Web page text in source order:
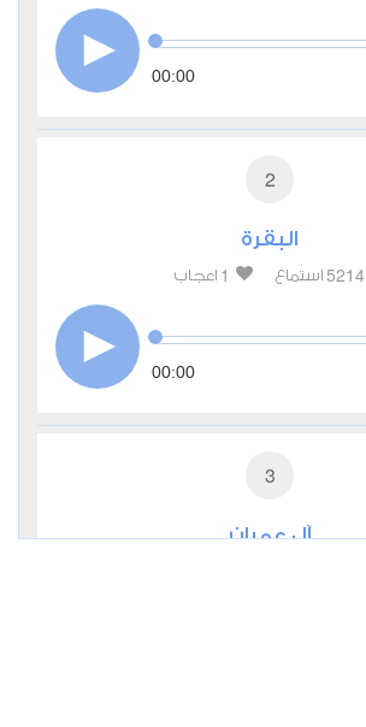
00:00
2
البقرة
5214 استماع 1 اعجاب
00:00
3
آل عمران